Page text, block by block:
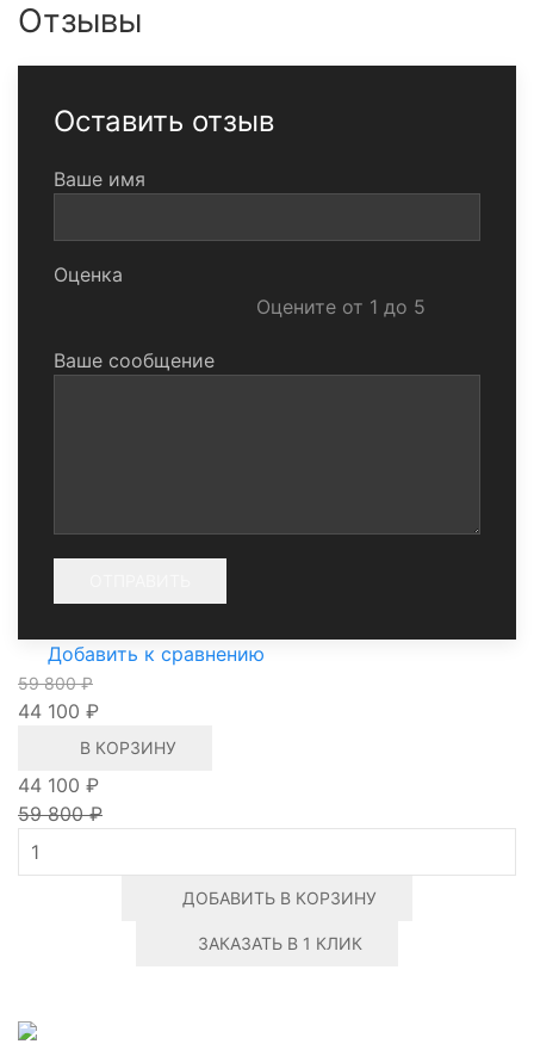
Отзывы
Оставить отзыв
Ваше имя
Оценка
Оцените от 1 до 5
Ваше сообщение
Добавить к сравнению
59 800 ₽
44 100 ₽
В КОРЗИНУ
44 100 ₽
59 800 ₽
ДОБАВИТЬ В КОРЗИНУ
ЗАКАЗАТЬ В 1 КЛИК